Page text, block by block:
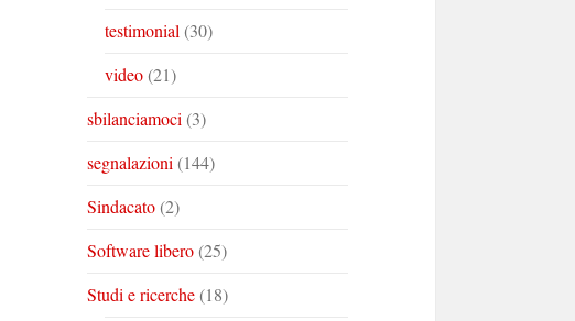
testimonial (30)
video(21)
sbilanciamoci (3)
segnalazioni (144)
Sindacato(2)
Software libero(25)
Studi e ricerche(18)